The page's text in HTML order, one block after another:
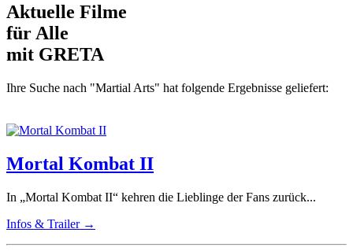
Aktuelle Filme
für Alle
mit GRETA
Ihre Suche nach "Martial Arts" hat folgende Ergebnisse geliefert:
Mortal Kombat II
In „Mortal Kombat II“ kehren die Lieblinge der Fans zurück...
Infos & Trailer →